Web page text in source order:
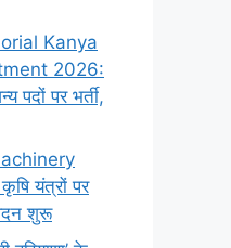
Kanya
2026:
पदों पर भर्ती,
यंत्रों पर
शुरू